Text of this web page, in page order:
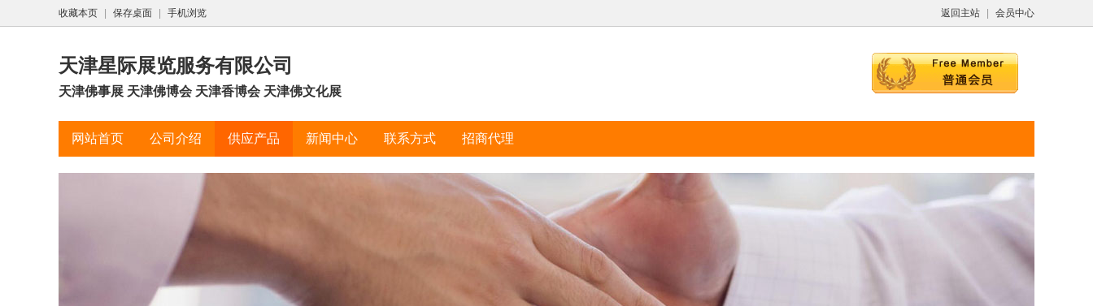
返回主站 会员中心
收藏本页 保存桌面 手机浏览
天津星际展览服务有限公司
天津佛事展 天津佛博会 天津香博会 天津佛文化展
网站首页 公司介绍 供应产品 新闻中心 联系方式 招商代理